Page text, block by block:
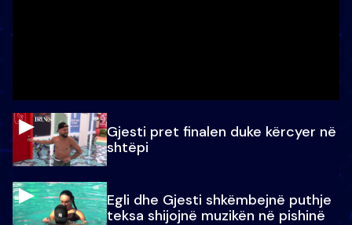
Gjesti pret finalen duke kërcyer në
shtëpi
Egli dhe Gjesti shkëmbejnë puthje
teksa shijojnë muzikën në pishinë